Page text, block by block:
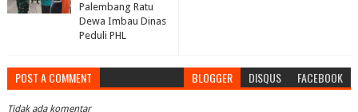
Palembang Ratu
Dewa Imbau Dinas
Peduli PHL
POST A COMMENT BLOGGER DISQUS FACEBOOK
Tidak ada komentar